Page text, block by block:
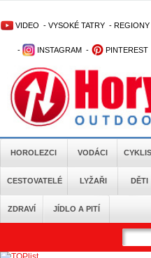
VIDEO - VYSOKÉ TATRY - REGIONY
- INSTAGRAM - PINTEREST
HOROLEZCI VODÁCI
CESTOVATELÉ LYŽAŘI DĚTI
ZDRAVÍ JÍDLO A PITÍ